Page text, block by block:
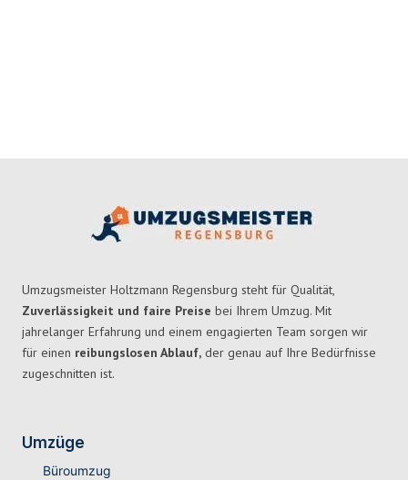
Umzugsmeister Holtzmann Regensburg steht für Qualität,
Zuverlässigkeit und faire Preise bei Ihrem Umzug. Mit
jahrelanger Erfahrung und einem engagierten Team sorgen wir
für einen reibungslosen Ablauf, der genau auf Ihre Bedürfnisse
zugeschnitten ist.
Umzüge
Büroumzug